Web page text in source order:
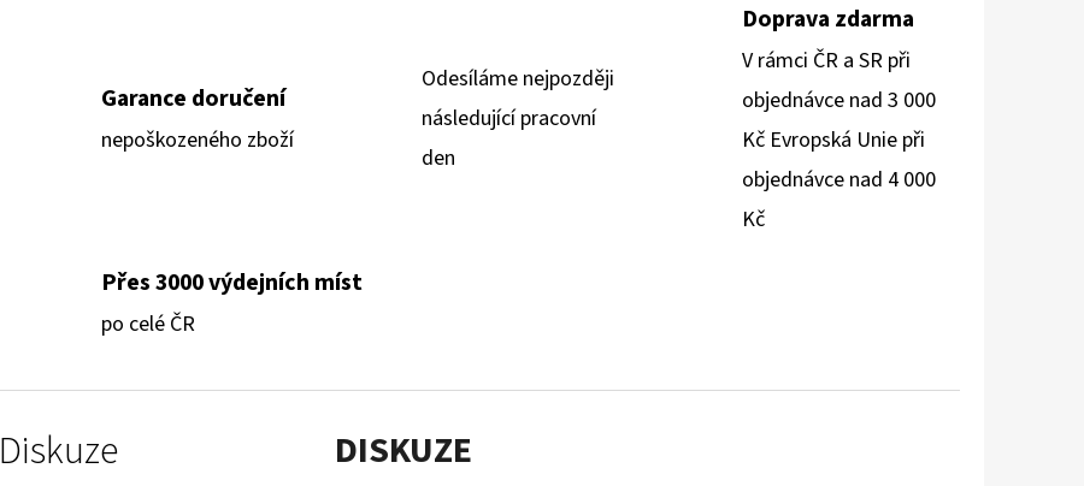
Garance doručení
nepoškozeného zboží
Odesíláme nejpozději
následující pracovní
den
Doprava zdarma
V rámci ČR a SR při
objednávce nad 3 000
Kč Evropská Unie při
objednávce nad 4 000
Kč
Přes 3000 výdejních míst
po celé ČR
Diskuze DISKUZE